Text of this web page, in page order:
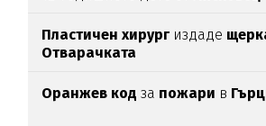
Пластичен хирург издаде
Отварачката
Оранжев код за пожари в